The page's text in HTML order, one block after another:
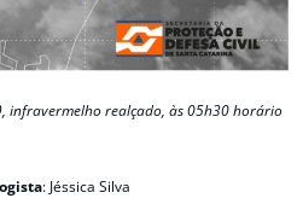
infravermelho realçado, às 05h30 horário
: Jéssica Silva